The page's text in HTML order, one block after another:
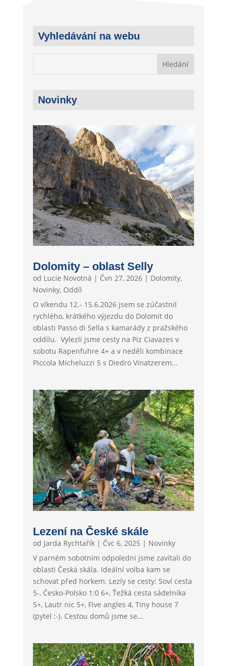
Vyhledávání na webu
Novinky
Dolomity – oblast Selly
od Lucie Novotná | Čvn 27, 2026| Dolomity,
Novinky, Oddíl
O víkendu 12.- 15.6.2026 jsem se zúčastnil
rychlého, krátkého výjezdu do Dolomit do
oblasti Passo di Sella s kamarády z pražského
oddílu. Vylezli jsme cesty na Piz Ciavazes v
sobotu Rapenfuhre 4+ a v neděli kombinace
Piccola Micheluzzi 5 s Diedro Vinatzerem...
Lezení na České skále
od Jarda Rychtařík| Čvc 6, 2025 | Novinky
V parném sobotním odpoledni jsme zavítali do
oblasti Česká skála. Ideální volba kam se
schovat před horkem. Lezly se cesty: Soví cesta
5-, Česko-Polsko 1:0 6+, Ťežká cesta sádelníka
5+, Lautr nic 5+, Five angles 4, Tiny house 7
(pytel :-). Cestou domů jsme se...